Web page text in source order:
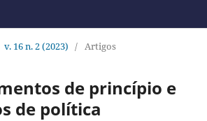
v. 16 n. 2 (2023) / Artigos
de princípio e
de política